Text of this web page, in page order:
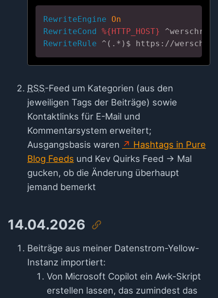
RewriteEngine
On
RewriteCond
%{HTTP_HOST}
RewriteRule ^(.*)$ https://
RSS-Feed um Kategorien (aus den
jeweiligen Tags der Beiträge) sowie
Kontaktlinks für E-Mail und
Kommentarsystem erweitert;
Ausgangsbasis waren
Hashtags in Pure
Blog Feeds und Kev Quirks Feed → Mal
gucken, ob die Änderung überhaupt
jemand bemerkt
14.04.2026
Beiträge aus meiner Datenstrom-Yellow-
Instanz importiert:
Von Microsoft Copilot ein Awk-Skript
erstellen lassen, das zumindest das